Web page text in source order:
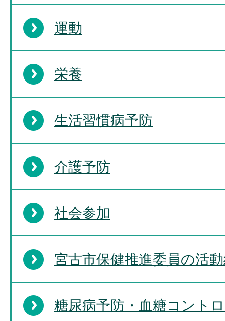
運動
栄養
生活習慣病予防
介護予防
社会参加
宮古市保健推進委員の活
糖尿病予防・血糖コント